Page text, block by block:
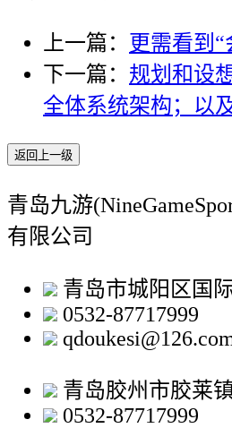
上一篇： 更需看到“
下一篇： 规划和设
全体系统架构；以
返回上一级
青岛九游
有限公司
青岛市城阳区国
0532-87717999
青岛胶州市胶莱
0532-87717999